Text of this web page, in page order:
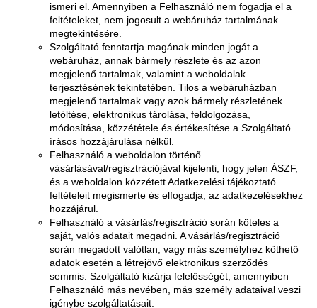
ismeri el. Amennyiben a Felhasználó nem fogadja el a
feltételeket, nem jogosult a webáruház tartalmának
megtekintésére.
Szolgáltató fenntartja magának minden jogát a
webáruház, annak bármely részlete és az azon
megjelenő tartalmak, valamint a weboldalak
terjesztésének tekintetében. Tilos a webáruházban
megjelenő tartalmak vagy azok bármely részletének
letöltése, elektronikus tárolása, feldolgozása,
módosítása, közzététele és értékesítése a Szolgáltató
írásos hozzájárulása nélkül.
Felhasználó a weboldalon történő
vásárlásával/regisztrációjával kijelenti, hogy jelen ÁSZF,
és a weboldalon közzétett Adatkezelési tájékoztató
feltételeit megismerte és elfogadja, az adatkezelésekhez
hozzájárul.
Felhasználó a vásárlás/regisztráció során köteles a
saját, valós adatait megadni. A vásárlás/regisztráció
során megadott valótlan, vagy más személyhez köthető
adatok esetén a létrejövő elektronikus szerződés
semmis. Szolgáltató kizárja felelősségét, amennyiben
Felhasználó más nevében, más személy adataival veszi
igénybe szolgáltatásait.